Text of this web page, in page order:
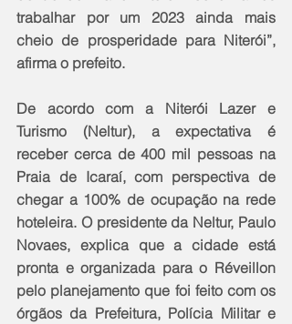
trabalhar por um 2023 ainda mais
cheio de prosperidade para Niterói”,
afirma o prefeito.
De acordo com a Niterói Lazer e
Turismo (Neltur), a expectativa é
receber cerca de 400 mil pessoas na
Praia de Icaraí, com perspectiva de
chegar a 100% de ocupação na rede
hoteleira. O presidente da Neltur, Paulo
Novaes, explica que a cidade está
pronta e organizada para o Réveillon
pelo planejamento que foi feito com os
órgãos da Prefeitura, Polícia Militar e